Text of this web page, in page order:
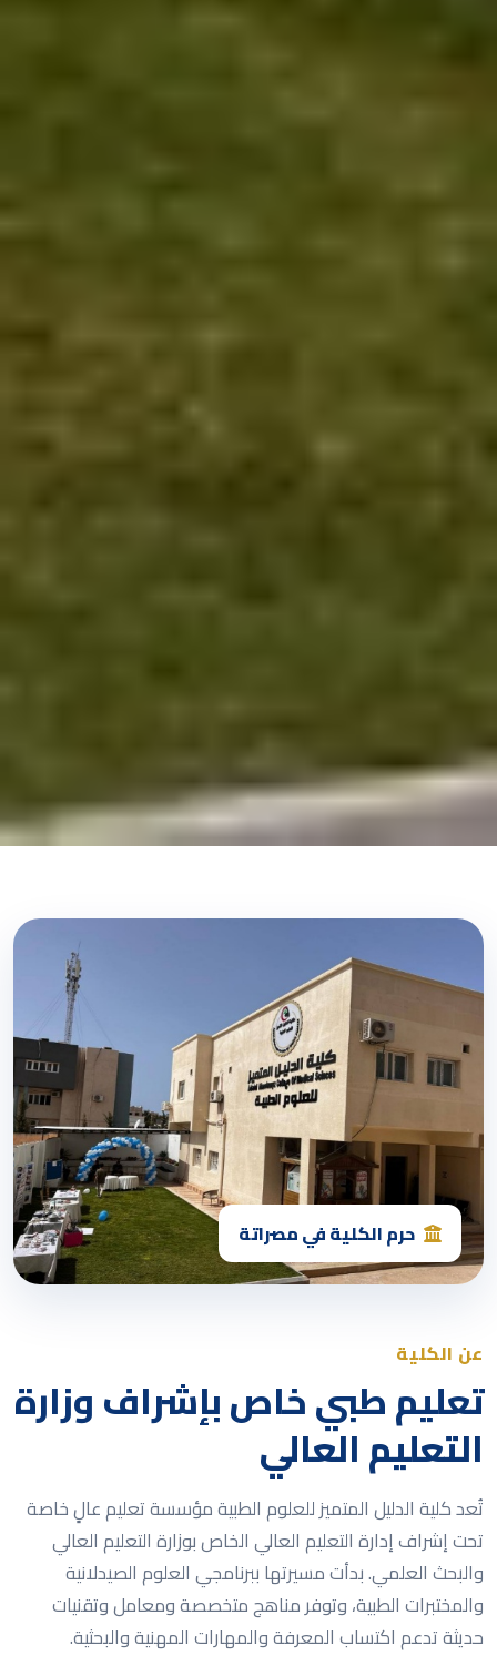
حرم الكلية في مصراتة
عن الكلية
تعليم طبي خاص بإشراف وزارة
التعليم العالي
تُعد كلية الدليل المتميز للعلوم الطبية مؤسسة تعليم عالٍ خاصة
تحت إشراف إدارة التعليم العالي الخاص بوزارة التعليم العالي
والبحث العلمي. بدأت مسيرتها ببرنامجي العلوم الصيدلانية
والمختبرات الطبية، وتوفر مناهج متخصصة ومعامل وتقنيات
حديثة تدعم اكتساب المعرفة والمهارات المهنية والبحثية.